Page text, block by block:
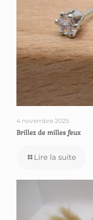
4 novembre 2025
Brillez de milles feux
Lire la suite